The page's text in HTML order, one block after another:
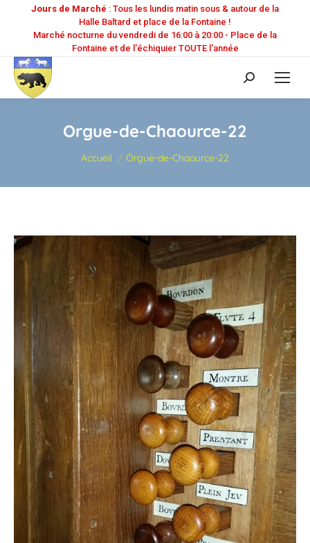
Jours de Marché : Tous les lundis matin sous & autour de la
Halle Baltard et place de la Fontaine !
Marché nocturne du vendredi de 16:00 à 20:00 - Place de la
Fontaine et de l'échiquier TOUTE l'année
Recherche
:
Orgue-de-Chaource-22
Vous êtes ici :
Accueil Orgue-de-Chaource-22